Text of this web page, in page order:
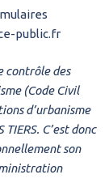
public.fr
contrôle des
(Code Civil
d’urbanisme
TIERS. C’est donc
son